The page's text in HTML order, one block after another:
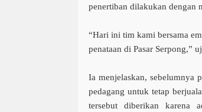
penertiban dilakukan dengan
“Hari ini tim kami bersama
penataan di Pasar Serpong,”
Ia menjelaskan, sebelumnya
pedagang untuk tetap
tersebut diberikan karena